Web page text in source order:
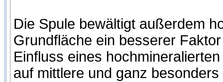
Die Spule bewältigt außerdem
Grundfläche ein besserer
Einfluss eines
auf mittlere und ganz